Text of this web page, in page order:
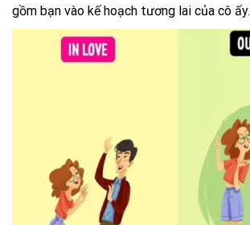
gồm bạn vào kế hoạch tương lai của cô ấy.